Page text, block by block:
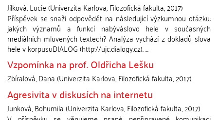
Jílková, Lucie(Univerzita Karlova, Filozofická fakulta,2017)
Příspěvek se snaží odpovědět na následující výzkumnou otázku:
jakých významů a funkcí nabýváslovo hele v současných
mediálních mluvených textech? Analýza vychází z dokladů slova
hele v korpusuDIALOG (http://ujc.dialogy.cz). ...
Vzpomínka na prof. Oldřicha Lešku
Zbíralová, Dana(Univerzita Karlova, Filozofická fakulta,2017)
Agresivita v diskusích na internetu
Junková, Bohumila(Univerzita Karlova, Filozofická fakulta,2017)